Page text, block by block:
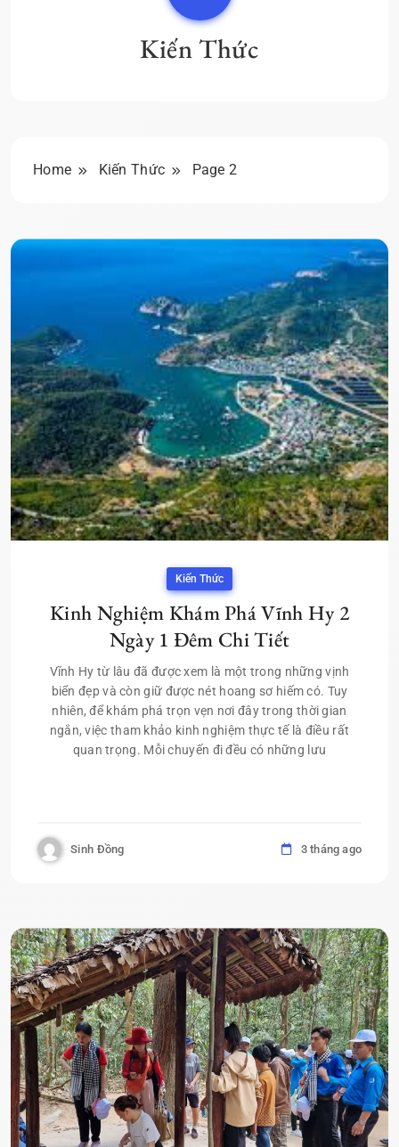
Kiến Thức
Home Kiến Thức Page 2
Kiến Thức
Kinh Nghiệm Khám Phá Vĩnh Hy 2
Ngày 1 Đêm Chi Tiết
Vĩnh Hy từ lâu đã được xem là một trong những vịnh
biển đẹp và còn giữ được nét hoang sơ hiếm có. Tuy
nhiên, để khám phá trọn vẹn nơi đây trong thời gian
ngắn, việc tham khảo kinh nghiệm thực tế là điều rất
quan trọng. Mỗi chuyến đi đều có những lưu
Sinh Đồng 3 tháng ago